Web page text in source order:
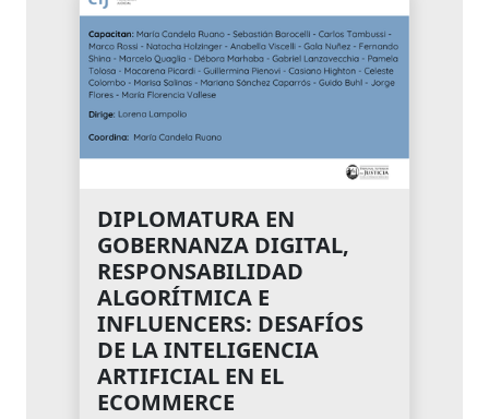
DIPLOMATURA EN
GOBERNANZA DIGITAL,
RESPONSABILIDAD
ALGORÍTMICA E
INFLUENCERS: DESAFÍOS
DE LA INTELIGENCIA
ARTIFICIAL EN EL
ECOMMERCE